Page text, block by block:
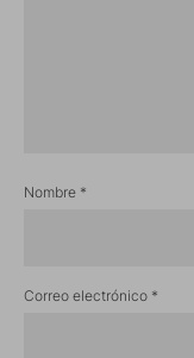
Nombre *
Correo electrónico *